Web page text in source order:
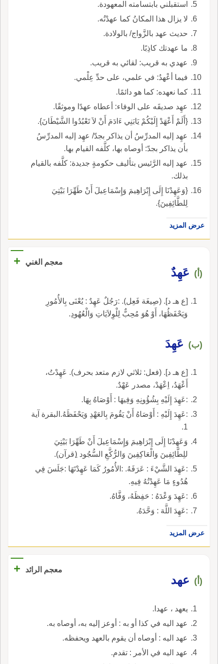
استقبلني بابتسامته المعهودة.
لا يزال هذا المكانُ كما عهدْتُه.
حديث عهد بالزَّواج/ بالولادة.
ما عهدتك كاذِبًا.
عهدي به قريب: لقائي به قريب.
فيما أعْهدُ: في علمي، على حدِّ عِلْمي.
كما نعهده: كما هو دائمًا.
عهِد صديقَه على الوفاء: أعطاه عهدًا وموثقًا.
{أَلَمْ أَعْهَدْ إِلَيْكُمْ يَابَنِي ءَادَمَ أَنْ لاَ تَعْبُدُوا الشَّيْطَانَ}.
عهِد إليه المدرِّسُ أن يذاكر بجدّ/ عهِد إليه المدرِّسُ
بأن يذاكر بجدّ: أوصاه بها، كلَّفه القيام بها.
عهد إليه الرَّئيس بتأليف حكومةٍ جديدة: كلَّفه بالقيام
بذلك.
{وَعَهِدْنَا إِلَى إِبْرَاهِيمَ وَإِسْمَاعِيلَ أَنْ طَهِّرَا بَيْتِيَ
لِلطَّائِفِينَ}.
عرض المزيد
معجم الغني +
(أ) عَهِدٌ
[ع هـ د]. (صِيغَة فَعِل). :رَجُلٌ عَهِدٌ : يُعْنَى بِالأُمُورِ
وَيَحْفَظُهَا، أَوْ هُوَ مُحِبٌّ لِلْوِلاَيَاتِ وَالْعُهُودِ.
(ب) عَهِدَ
[ع هـ د]. (فعل: ثلاثي لازم متعد بحرف). عَهِدْتُ،
أَعْهَدُ، اِعْهَدْ، مصدر عَهْدٌ.
:عَهِدَ إِلَيْهِ بِشُؤُونِهِ وَفِيهَا : أَوْصَاهُ بِهَا.
:عَهِدَ إِلَيْهِ : أَوْصَاهُ أَنْ يَقُومَ بِالعَهْدِ وَيَحْفَظَهُ.البقرة آية
1.
وَعَهِدْنَا إِلَى إِبْرَاهِيمَ وَإِسْمَاعِيلَ أَنْ طَهِّرَا بَيْتِيَ
للِطَّائِفِينَ وَالْعَاكِفِينَ وَالرُّكَّعِ السُّجُود (ِقرآن).
:عَهِدَ الشَّيْءَ : عَرَفَهُ. :الأُمُورُ كَمَا عَهِدْتَهَا :جَلَسَ فِي
هُدُوءٍ مَا عَهِدْتُهُ فِيهِ.
:عَهِدَ وَعْدَهُ : حَفِظَهُ، وَفَّاهُ.
:عَهِدَ اللَّهَ : وَحَّدَهُ.
عرض المزيد
معجم الرائد +
(أ) عهد
يعهد ، عهدا.
عهد اليه في كذا أو به : أوعز إليه به، أوصاه به.
عهد اليه : أوصاه أن يقوم بالعهد ويحفظه.
عهد اليه في الأمر : تقدم.